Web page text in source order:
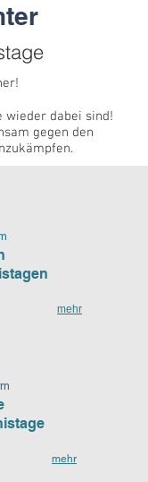
wieder dabei sind!
gegen den
mehr
mehr